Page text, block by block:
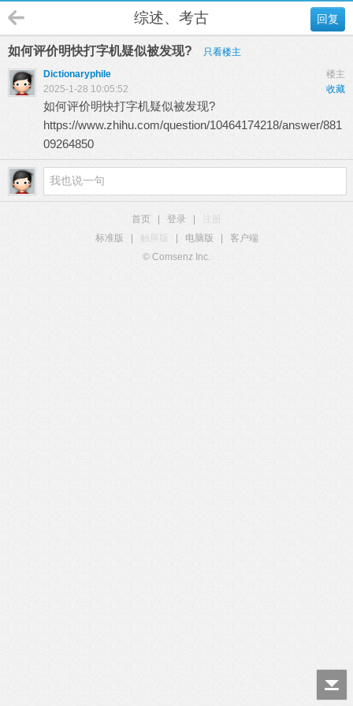
回复
综述、考古
如何评价明快打字机疑似被发现?
只看楼主
楼主
Dictionaryphile
收藏
2025-1-28 10:05:52
如何评价明快打字机疑似被发现?
https://www.zhihu.com/question/10464174218/answer/881
09264850
首页 登录
标准版
触屏版 电脑版
客户端
© Comsenz Inc.